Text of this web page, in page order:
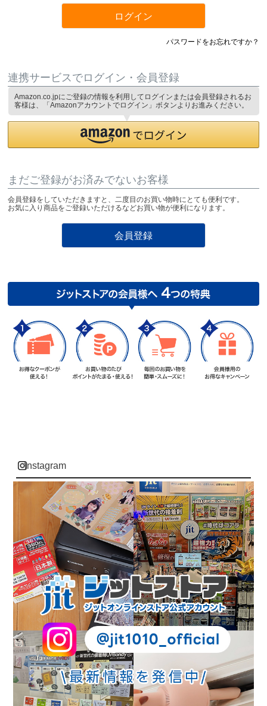
ログイン
パスワードをお忘れですか？
連携サービスでログイン・会員登録
Amazon.co.jpにご登録の情報を利用してログインまたは会員登録されるお
客様は、「Amazonアカウントでログイン」ボタンよりお進みください。
まだご登録がお済みでないお客様
会員登録をしていただきますと、二度目のお買い物時にとても便利です。
お気に入り商品をご登録いただけるなどお買い物が便利になります。
会員登録
instagram